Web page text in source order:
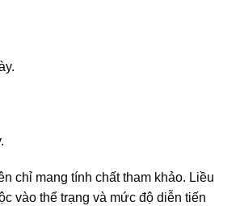
chỉ mang tính chất tham khảo. Liều
vào thể trạng và mức độ diễn tiến